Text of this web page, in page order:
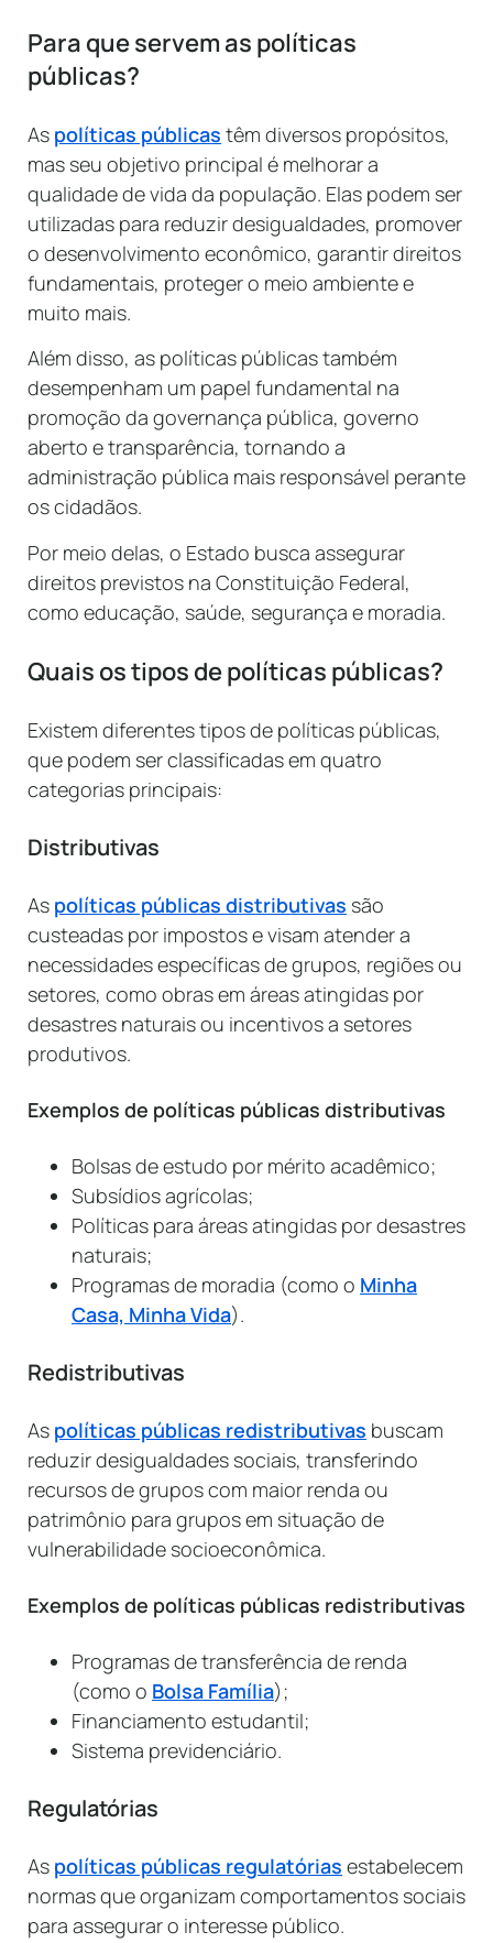
Para que servem as políticas
públicas?
As políticas públicas têm diversos propósitos,
mas seu objetivo principal é melhorar a
qualidade de vida da população. Elas podem ser
utilizadas para reduzir desigualdades, promover
o desenvolvimento econômico, garantir direitos
fundamentais, proteger o meio ambiente e
muito mais.
Além disso, as políticas públicas também
desempenham um papel fundamental na
promoção da governança pública, governo
aberto e transparência, tornando a
administração pública mais responsável perante
os cidadãos.
Por meio delas, o Estado busca assegurar
direitos previstos na Constituição Federal,
como educação, saúde, segurança e moradia.
Quais os tipos de políticas públicas?
Existem diferentes tipos de políticas públicas,
que podem ser classificadas em quatro
categorias principais:
Distributivas
As políticas públicas distributivas são
custeadas por impostos e visam atender a
necessidades específicas de grupos, regiões ou
setores, como obras em áreas atingidas por
desastres naturais ou incentivos a setores
produtivos.
Exemplos de políticas públicas distributivas
Bolsas de estudo por mérito acadêmico;
Subsídios agrícolas;
Políticas para áreas atingidas por desastres
naturais;
Programas de moradia (como o Minha
Casa, Minha Vida).
Redistributivas
As políticas públicas redistributivas buscam
reduzir desigualdades sociais, transferindo
recursos de grupos com maior renda ou
patrimônio para grupos em situação de
vulnerabilidade socioeconômica.
Exemplos de políticas públicas redistributivas
Programas de transferência de renda
(como o Bolsa Família);
Financiamento estudantil;
Sistema previdenciário.
Regulatórias
As políticas públicas regulatórias estabelecem
normas que organizam comportamentos sociais
para assegurar o interesse público.